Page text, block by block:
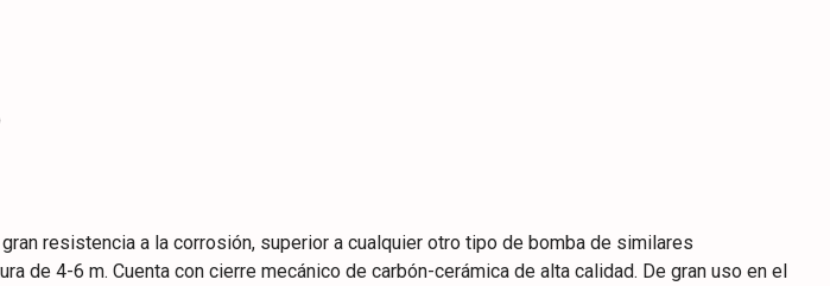
resistencia a la corrosión, superior a cualquier otro tipo de bomba de similares
de 4-6 m. Cuenta con cierre mecánico de carbón-cerámica de alta calidad. De gran uso en el